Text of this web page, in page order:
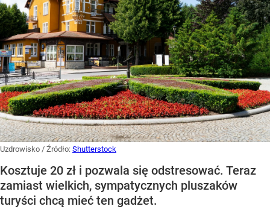
Uzdrowisko / Źródło: Shutterstock
Kosztuje 20 zł i pozwala się odstresować. Teraz
zamiast wielkich, sympatycznych pluszaków
turyści chcą mieć ten gadżet.